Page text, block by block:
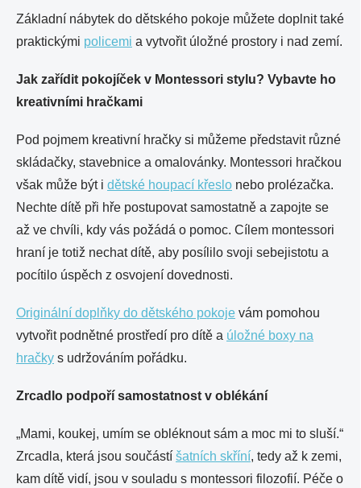
Základní nábytek do dětského pokoje můžete doplnit také
praktickými policemi a vytvořit úložné prostory i nad zemí.
Jak zařídit pokojíček v Montessori stylu? Vybavte ho
kreativními hračkami
Pod pojmem kreativní hračky si můžeme představit různé
skládačky, stavebnice a omalovánky. Montessori hračkou
však může být i dětské houpací křeslo nebo prolézačka.
Nechte dítě při hře postupovat samostatně a zapojte se
až ve chvíli, kdy vás požádá o pomoc. Cílem montessori
hraní je totiž nechat dítě, aby posílilo svoji sebejistotu a
pocítilo úspěch z osvojení dovednosti.
Originální doplňky do dětského pokoje vám pomohou
vytvořit podnětné prostředí pro dítě a úložné boxy na
hračky s udržováním pořádku.
Zrcadlo podpoří samostatnost v oblékání
​​„Mami, koukej, umím se obléknout sám a moc mi to sluší.“
Zrcadla, která jsou součástí šatních skříní, tedy až k zemi,
kam dítě vidí, jsou v souladu s montessori filozofií. Péče o